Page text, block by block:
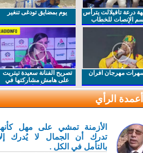
درعة تافيلالت يترأس
الإنصات للخطاب
السامي بمناسبة
يوم بمضايق تودغى تنغير
مهرجان افران
تصريح الفنانة سعيدة تيتريت
على هامش مشاركتها في
مهرجان افران
الرأي
الأزمنة تمشي على مهل كأنها
تدرك أن الجمال لا يُدرك إلا
بالتأمل في الكل .